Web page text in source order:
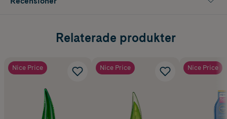
Relaterade produkter
Nice Price Nice Price Nice Price